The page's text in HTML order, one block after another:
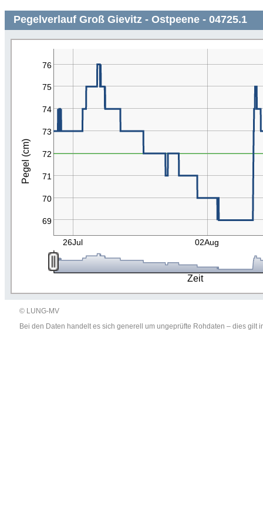
Pegelverlauf Groß Gievitz - Ostpeene - 04725.1
Zeit
Pegel (cm)
69
70
71
72
73
74
75
76
26Jul 02Aug
© LUNG-MV
Bei den Daten handelt es sich generell um ungeprüfte Rohdaten – dies